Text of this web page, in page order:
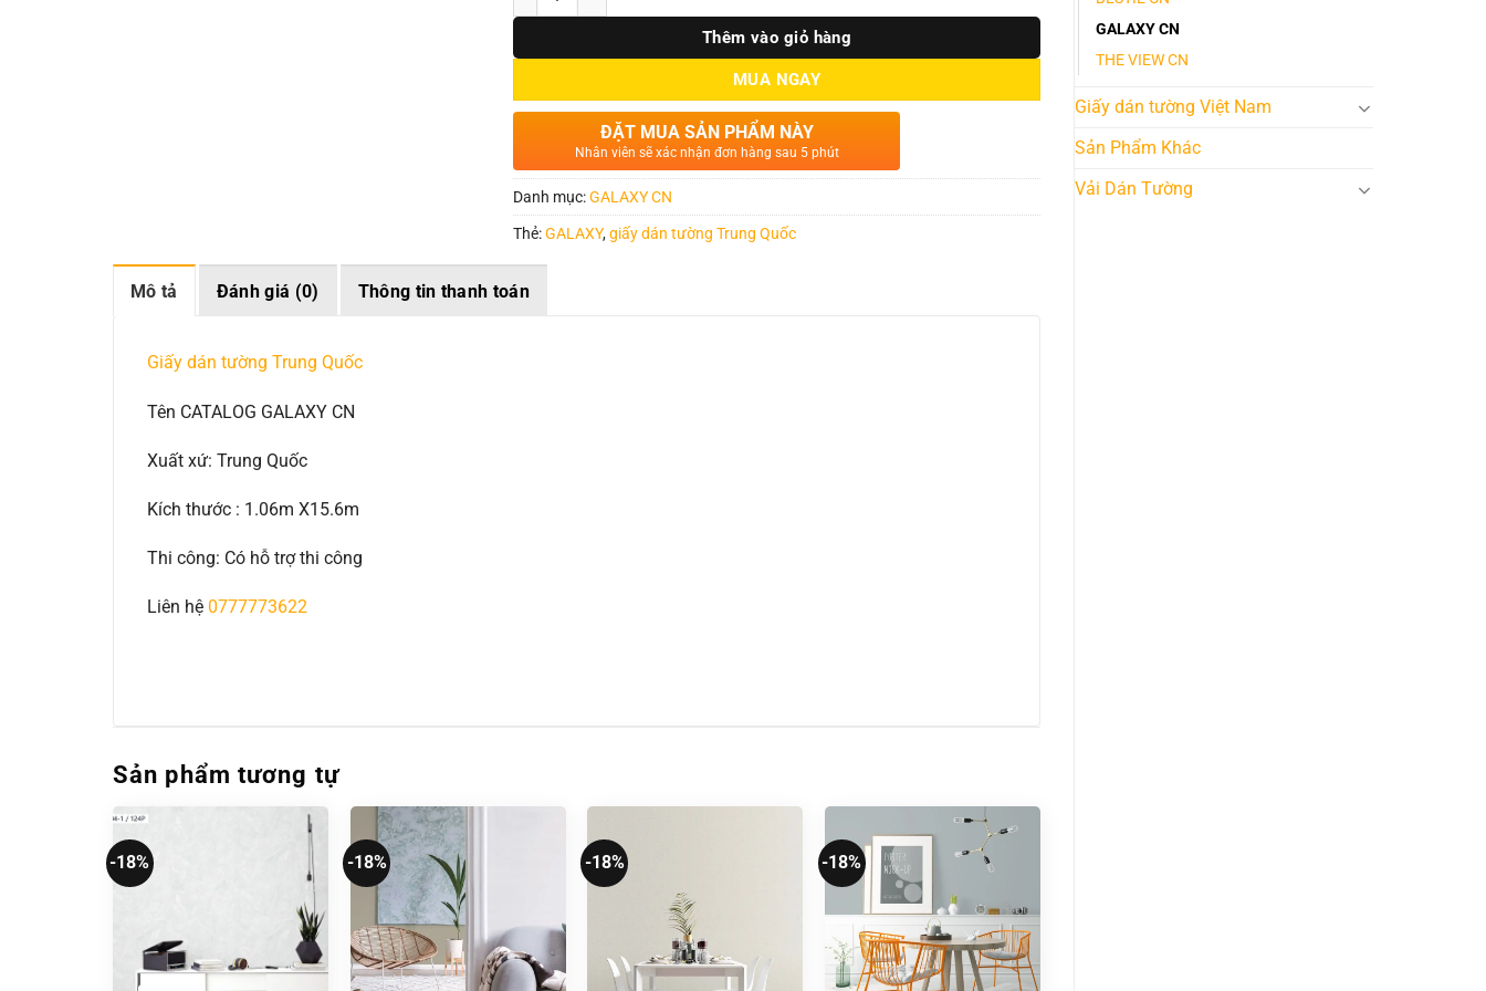
GALAXY CN
THE VIEW CN
Giấy dán tường Việt Nam
Sản Phẩm Khác
Vải Dán Tường
Thêm vào giỏ hàng
MUA NGAY
ĐẶT MUA SẢN PHẨM NÀY
Nhân viên sẽ xác nhận đơn hàng sau 5 phút
Danh mục:GALAXY CN
Thẻ:GALAXY,giấy dán tường Trung Quốc
Mô tả Đánh giá (0) Thông tin thanh toán
Giấy dán tường Trung Quốc
Tên CATALOG GALAXY CN
Xuất xứ: Trung Quốc
Kích thước : 1.06m X15.6m
Thi công: Có hỗ trợ thi công
Liên hệ 0777773622
Sản phẩm tương tự
-18% -18% -18% -18%